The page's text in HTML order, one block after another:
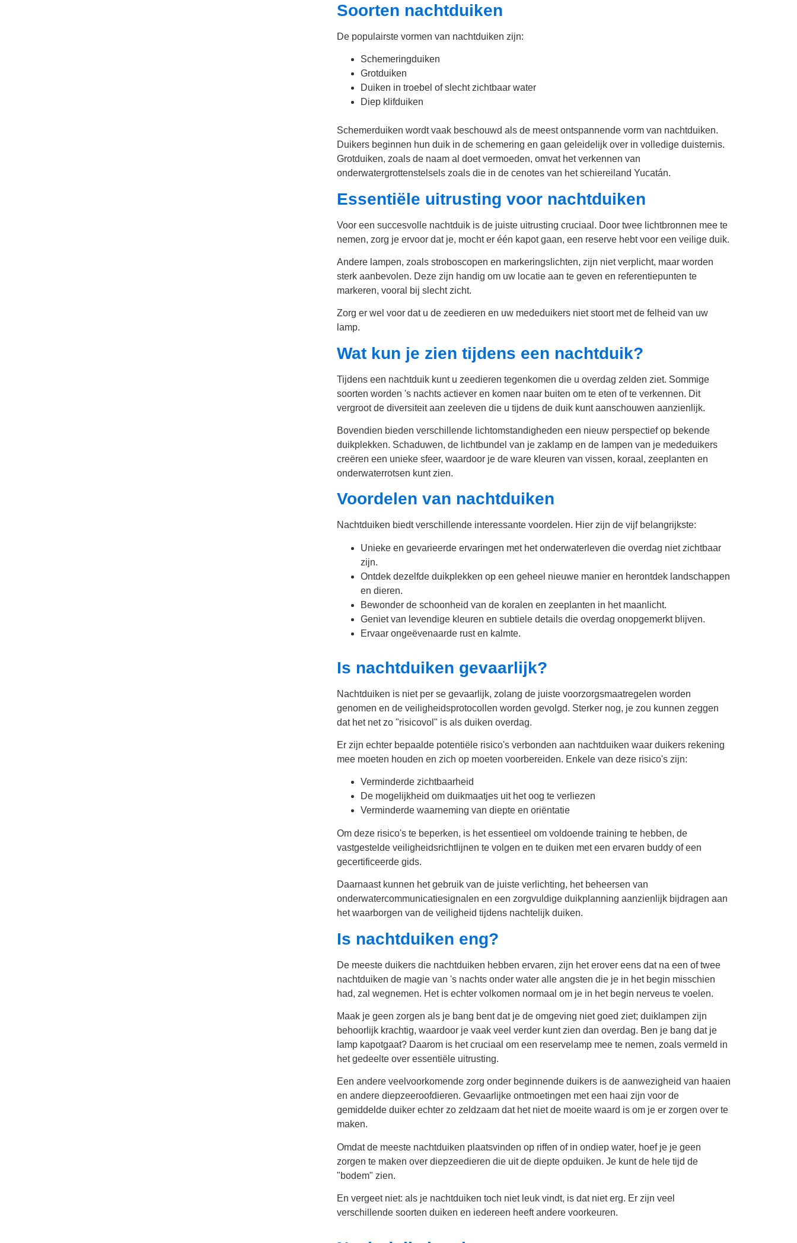
Soorten nachtduiken
De populairste vormen van nachtduiken zijn:
Schemeringduiken
Grotduiken
Duiken in troebel of slecht zichtbaar water
Diep klifduiken
Schemerduiken wordt vaak beschouwd als de meest ontspannende vorm van nachtduiken.
Duikers beginnen hun duik in de schemering en gaan geleidelijk over in volledige duisternis.
Grotduiken, zoals de naam al doet vermoeden, omvat het verkennen van
onderwatergrottenstelsels zoals die in de cenotes van het schiereiland Yucatán.
Essentiële uitrusting voor nachtduiken
Voor een succesvolle nachtduik is de juiste uitrusting cruciaal. Door twee lichtbronnen mee te
nemen, zorg je ervoor dat je, mocht er één kapot gaan, een reserve hebt voor een veilige duik.
Andere lampen, zoals stroboscopen en markeringslichten, zijn niet verplicht, maar worden
sterk aanbevolen. Deze zijn handig om uw locatie aan te geven en referentiepunten te
markeren, vooral bij slecht zicht.
Zorg er wel voor dat u de zeedieren en uw mededuikers niet stoort met de felheid van uw
lamp.
Wat kun je zien tijdens een nachtduik?
Tijdens een nachtduik kunt u zeedieren tegenkomen die u overdag zelden ziet. Sommige
soorten worden 's nachts actiever en komen naar buiten om te eten of te verkennen. Dit
vergroot de diversiteit aan zeeleven die u tijdens de duik kunt aanschouwen aanzienlijk.
Bovendien bieden verschillende lichtomstandigheden een nieuw perspectief op bekende
duikplekken. Schaduwen, de lichtbundel van je zaklamp en de lampen van je mededuikers
creëren een unieke sfeer, waardoor je de ware kleuren van vissen, koraal, zeeplanten en
onderwaterrotsen kunt zien.
Voordelen van nachtduiken
Nachtduiken biedt verschillende interessante voordelen. Hier zijn de vijf belangrijkste:
Unieke en gevarieerde ervaringen met het onderwaterleven die overdag niet zichtbaar
zijn.
Ontdek dezelfde duikplekken op een geheel nieuwe manier en herontdek landschappen
en dieren.
Bewonder de schoonheid van de koralen en zeeplanten in het maanlicht.
Geniet van levendige kleuren en subtiele details die overdag onopgemerkt blijven.
Ervaar ongeëvenaarde rust en kalmte.
Is nachtduiken gevaarlijk?
Nachtduiken is niet per se gevaarlijk, zolang de juiste voorzorgsmaatregelen worden
genomen en de veiligheidsprotocollen worden gevolgd. Sterker nog, je zou kunnen zeggen
dat het net zo "risicovol" is als duiken overdag.
Er zijn echter bepaalde potentiële risico's verbonden aan nachtduiken waar duikers rekening
mee moeten houden en zich op moeten voorbereiden. Enkele van deze risico's zijn:
Verminderde zichtbaarheid
De mogelijkheid om duikmaatjes uit het oog te verliezen
Verminderde waarneming van diepte en oriëntatie
Om deze risico's te beperken, is het essentieel om voldoende training te hebben, de
vastgestelde veiligheidsrichtlijnen te volgen en te duiken met een ervaren buddy of een
gecertificeerde gids.
Daarnaast kunnen het gebruik van de juiste verlichting, het beheersen van
onderwatercommunicatiesignalen en een zorgvuldige duikplanning aanzienlijk bijdragen aan
het waarborgen van de veiligheid tijdens nachtelijk duiken.
Is nachtduiken eng?
De meeste duikers die nachtduiken hebben ervaren, zijn het erover eens dat na een of twee
nachtduiken de magie van 's nachts onder water alle angsten die je in het begin misschien
had, zal wegnemen. Het is echter volkomen normaal om je in het begin nerveus te voelen.
Maak je geen zorgen als je bang bent dat je de omgeving niet goed ziet; duiklampen zijn
behoorlijk krachtig, waardoor je vaak veel verder kunt zien dan overdag. Ben je bang dat je
lamp kapotgaat? Daarom is het cruciaal om een reservelamp mee te nemen, zoals vermeld in
het gedeelte over essentiële uitrusting.
Een andere veelvoorkomende zorg onder beginnende duikers is de aanwezigheid van haaien
en andere diepzeeroofdieren. Gevaarlijke ontmoetingen met een haai zijn voor de
gemiddelde duiker echter zo zeldzaam dat het niet de moeite waard is om je er zorgen over te
maken.
Omdat de meeste nachtduiken plaatsvinden op riffen of in ondiep water, hoef je je geen
zorgen te maken over diepzeedieren die uit de diepte opduiken. Je kunt de hele tijd de
"bodem" zien.
En vergeet niet: als je nachtduiken toch niet leuk vindt, is dat niet erg. Er zijn veel
verschillende soorten duiken en iedereen heeft andere voorkeuren.